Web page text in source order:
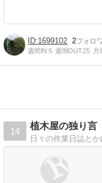
1699102 2
週間IN:5 週間OUT:25 月
14
植木屋の独り言
日々の作業日誌と